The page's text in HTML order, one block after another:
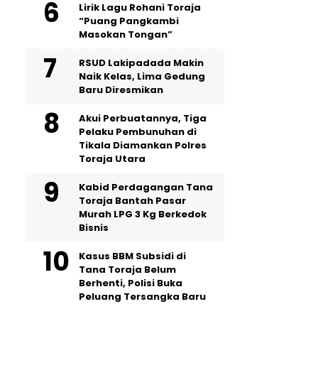
Lirik Lagu Rohani Toraja
“Puang Pangkambi
Masokan Tongan”
RSUD Lakipadada Makin
Naik Kelas, Lima Gedung
Baru Diresmikan
Akui Perbuatannya, Tiga
Pelaku Pembunuhan di
Tikala Diamankan Polres
Toraja Utara
Kabid Perdagangan Tana
Toraja Bantah Pasar
Murah LPG 3 Kg Berkedok
Bisnis
Kasus BBM Subsidi di
Tana Toraja Belum
Berhenti, Polisi Buka
Peluang Tersangka Baru